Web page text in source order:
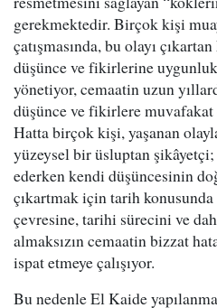
gerekmektedir. Birçok kişi
çatışmasında, bu olayı
düşünce ve fikirlerine
yönetiyor, cemaatin uzun
düşünce ve fikirlere muvafakat
Hatta birçok kişi, yaşanan
yüzeysel bir üsluptan
ederken kendi düşüncesinin
çıkartmak için tarih
çevresine, tarihi sürecini ve
almaksızın cemaatin bizzat
ispat etmeye çalışıyor.
Bu nedenle El Kaide